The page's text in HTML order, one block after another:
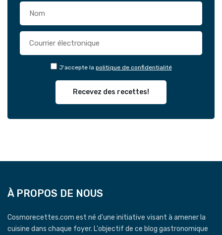
J'accepte la politique de confidentialité
Recevez des recettes!
À PROPOS DE NOUS
Cosmorecettes.com est né d'une initiative visant à amener la
cuisine dans chaque foyer. L'objectif de ce blog gastronomique